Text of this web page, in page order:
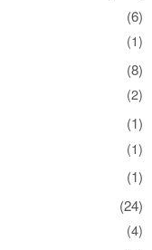
(6)
(1)
(8)
(2)
(1)
(1)
(1)
(24)
(4)